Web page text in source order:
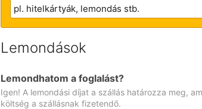
Lemondások
Lemondhatom a foglalást?
Igen! A lemondási díjat a szállás határozza meg,
költség a szállásnak fizetendő.